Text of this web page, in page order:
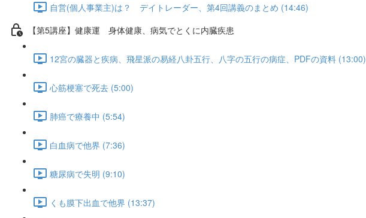
自営(個人事業主)は？ デイトレーダー、第4回講義のまとめ (14:46)
【第5講座】健康運 身体健康、病気でとくに内臓疾患
12宮の臓器と疾病、飛星派の易経八卦五行、八字の五行の病症、PDFの資料 (13:00)
心筋梗塞で死去 (5:00)
肺癌で療養中 (5:54)
白血病で他界 (7:36)
糖尿病で失明 (9:10)
くも膜下出血で他界 (13:37)